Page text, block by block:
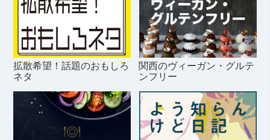
拡散希望！話題のおもしろ
ネタ
関西のヴィーガン・グルテ
ンフリー